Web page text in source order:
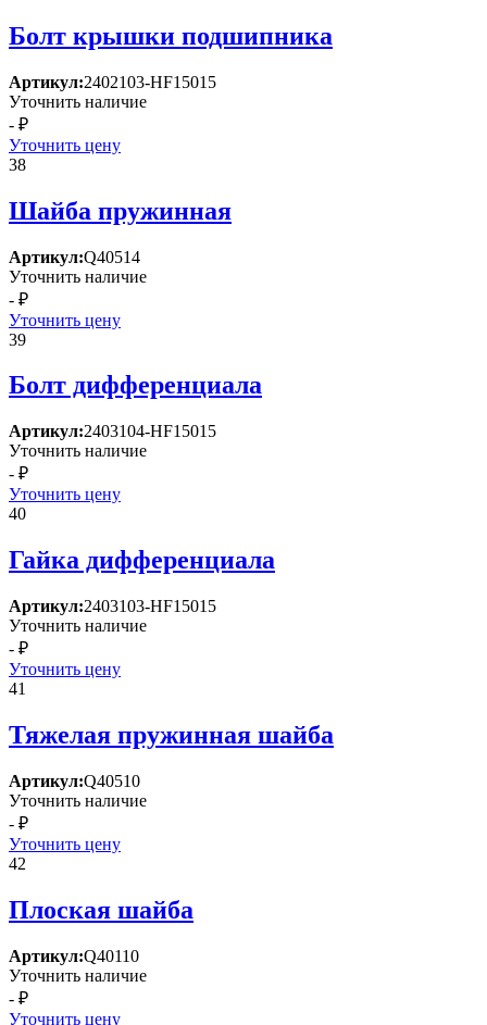
Болт крышки подшипника
Артикул:2402103-HF15015
Уточнить наличие
- ₽
Уточнить цену
38
Шайба пружинная
Артикул:Q40514
Уточнить наличие
- ₽
Уточнить цену
39
Болт дифференциала
Артикул:2403104-HF15015
Уточнить наличие
- ₽
Уточнить цену
40
Гайка дифференциала
Артикул:2403103-HF15015
Уточнить наличие
- ₽
Уточнить цену
41
Тяжелая пружинная шайба
Артикул:Q40510
Уточнить наличие
- ₽
Уточнить цену
42
Плоская шайба
Артикул:Q40110
Уточнить наличие
- ₽
Уточнить цену